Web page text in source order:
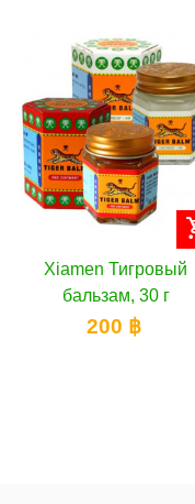
Abhaiphubet
герпеса, 10 г
100 ฿